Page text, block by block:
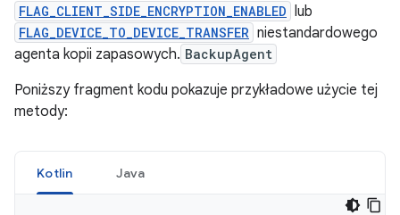
FLAG_CLIENT_SIDE_ENCRYPTION_ENABLED lub
FLAG_DEVICE_TO_DEVICE_TRANSFER niestandardowego
agenta kopii zapasowych. BackupAgent
Poniższy fragment kodu pokazuje przykładowe użycie tej
metody:
Kotlin Java